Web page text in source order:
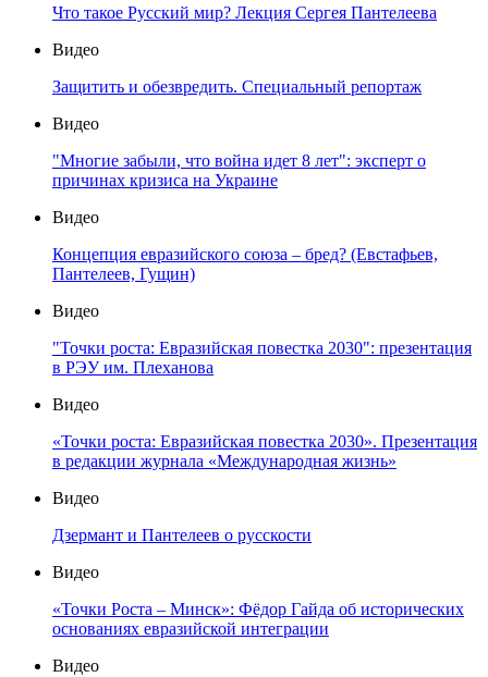
Что такое Русский мир? Лекция Сергея Пантелеева
Видео
Защитить и обезвредить. Специальный репортаж
Видео
"Многие забыли, что война идет 8 лет": эксперт о
причинах кризиса на Украине
Видео
Концепция евразийского союза – бред? (Евстафьев,
Пантелеев, Гущин)
Видео
"Точки роста: Евразийская повестка 2030": презентация
в РЭУ им. Плеханова
Видео
«Точки роста: Евразийская повестка 2030». Презентация
в редакции журнала «Международная жизнь»
Видео
Дзермант и Пантелеев о русскости
Видео
«Точки Роста – Минск»: Фёдор Гайда об исторических
основаниях евразийской интеграции
Видео